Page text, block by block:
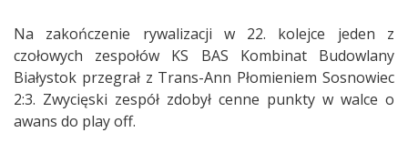
Na zakończenie rywalizacji w 22. kolejce jeden z
czołowych zespołów KS BAS Kombinat Budowlany
Białystok przegrał z Trans-Ann Płomieniem Sosnowiec
2:3. Zwycięski zespół zdobył cenne punkty w walce o
awans do play off.